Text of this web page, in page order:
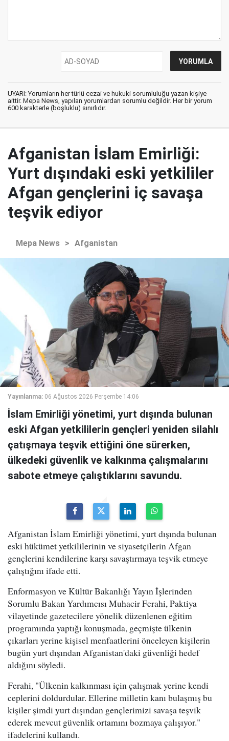
UYARI: Yorumların her türlü cezai ve hukuki sorumluluğu yazan kişiye
aittir. Mepa News, yapılan yorumlardan sorumlu değildir. Her bir yorum
600 karakterle (boşluklu) sınırlıdır.
Afganistan İslam Emirliği:
Yurt dışındaki eski yetkililer
Afgan gençlerini iç savaşa
teşvik ediyor
Mepa News > Afganistan
Yayınlanma: 06 Ağustos 2026 Perşembe 14:06
İslam Emirliği yönetimi, yurt dışında bulunan
eski Afgan yetkililerin gençleri yeniden silahlı
çatışmaya teşvik ettiğini öne sürerken,
ülkedeki güvenlik ve kalkınma çalışmalarını
sabote etmeye çalıştıklarını savundu.
Afganistan İslam Emirliği yönetimi, yurt dışında bulunan
eski hükümet yetkililerinin ve siyasetçilerin Afgan
gençlerini kendilerine karşı savaştırmaya teşvik etmeye
çalıştığını ifade etti.
Enformasyon ve Kültür Bakanlığı Yayın İşlerinden
Sorumlu Bakan Yardımcısı Muhacir Ferahi, Paktiya
vilayetinde gazetecilere yönelik düzenlenen eğitim
programında yaptığı konuşmada, geçmişte ülkenin
çıkarları yerine kişisel menfaatlerini önceleyen kişilerin
bugün yurt dışından Afganistan'daki güvenliği hedef
aldığını söyledi.
Ferahi, "Ülkenin kalkınması için çalışmak yerine kendi
ceplerini doldurdular. Ellerine milletin kanı bulaşmış bu
kişiler şimdi yurt dışından gençlerimizi savaşa teşvik
ederek mevcut güvenlik ortamını bozmaya çalışıyor."
ifadelerini kullandı.